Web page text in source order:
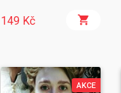
149 Kč
AKCE